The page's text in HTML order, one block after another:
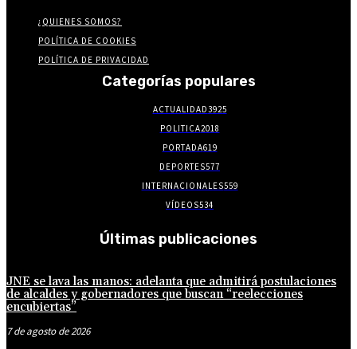
¿QUIENES SOMOS?
POLÍTICA DE COOKIES
POLÍTICA DE PRIVACIDAD
Categorías populares
ACTUALIDAD3925
POLITICA2018
PORTADA619
DEPORTES577
INTERNACIONALES559
VÍDEOS534
Últimas publicaciones
JNE se lava las manos: adelanta que admitirá postulaciones
de alcaldes y gobernadores que buscan “reelecciones
encubiertas”
7 de agosto de 2026